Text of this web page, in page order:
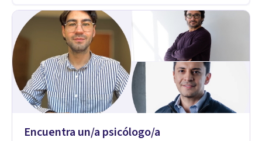
Encuentra un/a psicólogo/a